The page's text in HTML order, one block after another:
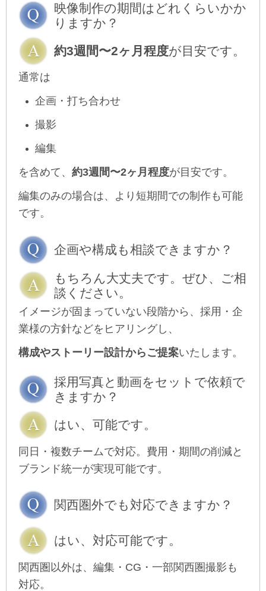
映像制作の期間はどれくらいかか
りますか？
約3週間〜2ヶ月程度が目安です。
通常は
企画・打ち合わせ
撮影
編集
を含めて、 約3週間〜2ヶ月程度が目安です。
編集のみの場合は、より短期間での制作も可能
です。
企画や構成も相談できますか？
もちろん大丈夫です。ぜひ、ご相
談ください。
イメージが固まっていない段階から、採用・企
業様の方針などをヒアリングし、
構成やストーリー設計からご提案いたします。
採用写真と動画をセットで依頼で
きますか？
はい、可能です。
同日・複数チームで対応。費用・期間の削減と
ブランド統一が実現可能です。
関西圏外でも対応できますか？
はい、対応可能です。
関西圏以外は、編集・CG・一部関西圏撮影も
対応。